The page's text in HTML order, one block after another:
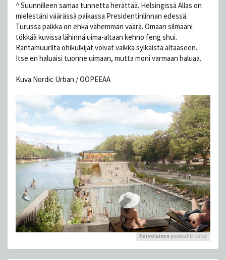
^ Suunnilleen samaa tunnetta herättää. Helsingissä Allas on
mielestäni väärässä paikassa Presidentinlinnan edessä.
Turussa paikka on ehkä vähemmän väärä. Omaan silmääni
tökkää kuvissa lähinnä uima-altaan kehno feng shui.
Rantamuurilta ohikulkijat voivat vaikka sylkäistä altaaseen.
Itse en haluaisi tuonne uimaan, mutta moni varmaan haluaa.
Kuva Nordic Urban / OOPEEAA
Kervolainen peukutti tätä